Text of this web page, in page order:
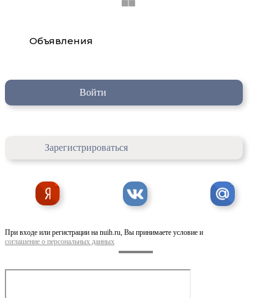
Объявления
Войти
Зарегистрироваться
При входе или регистрации на nuih.ru, Вы принимаете условие и
соглашение о персональных данных